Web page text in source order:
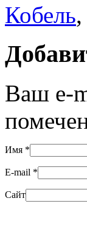
Кобель,
Ваш e-
Имя *
E-mail *
Сайт